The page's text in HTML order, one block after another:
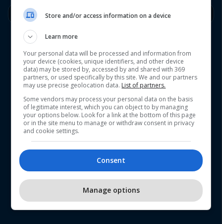
E Shtunë 15/08 Kthjellët
Store and/or access information on a device
Learn more
Your personal data will be processed and information from
your device (cookies, unique identifiers, and other device
data) may be stored by, accessed by and shared with 369
partners, or used specifically by this site. We and our partners
may use precise geolocation data. List of partners.
Some vendors may process your personal data on the basis
of legitimate interest, which you can object to by managing
your options below. Look for a link at the bottom of this page
or in the site menu to manage or withdraw consent in privacy
and cookie settings.
Consent
Manage options